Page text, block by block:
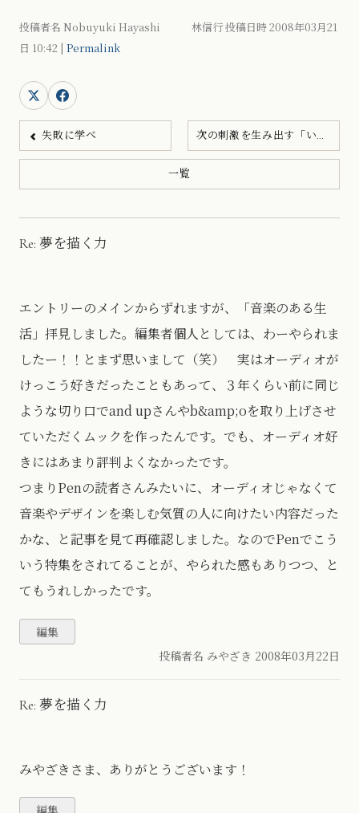
投稿者名 Nobuyuki Hayashi 林信行 投稿日時 2008年03月21
日 10:42 | Permalink
失敗に学べ 次の刺激を生み出す「いい...
一覧
Re: 夢を描く力
エントリーのメインからずれますが、「音楽のある生
活」拝見しました。編集者個人としては、わーやられま
したー！！とまず思いまして（笑） 実はオーディオが
けっこう好きだったこともあって、３年くらい前に同じ
ような切り口でand upさんやb&amp;oを取り上げさせ
ていただくムックを作ったんです。でも、オーディオ好
きにはあまり評判よくなかったです。
つまりPenの読者さんみたいに、オーディオじゃなくて
音楽やデザインを楽しむ気質の人に向けたい内容だった
かな、と記事を見て再確認しました。なのでPenでこう
いう特集をされてることが、やられた感もありつつ、と
てもうれしかったです。
投稿者名 みやざき 2008年03月22日
Re: 夢を描く力
みやざきさま、ありがとうございます！